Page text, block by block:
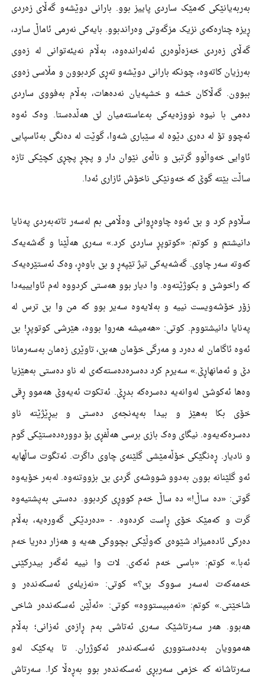
بەربەیانێکی کەمێک ساردی پاییز بوو. بارانی دوێشەو گەڵای زەردی
ڕیزە چنارەکەی نزیک مزگەوتی وەراندبوو. بایەکی نەرمی ئاماڵ سارد،
گەڵای زەردی خەزەڵوەری ئەلەراندەوە، بەڵام نەیئەتوانی لە زەوی
بەرزیان کاتەوە، چونکە بارانی دوێشەو تەڕی کردبوون و مڵاسی زەوی
ببوون. گەڵاکان خشە و خشپەیان نەدەھات، بەڵام بەفووی ساردی
دەمی با نیوە نووزەیەکی بەعاستەمیان لێ ھەڵدەستا. وەک ئەوە
ئەچوو تۆ لە دەری دێوە لە سێباری شەوا، گوێت لە دەنگی بەئاسپایی
ئاوایی خەواڵوو گرتبێ و ناڵەی نێوان دار و پچڕ پچڕی کچێکی تازە
ساڵت بێتە گوێ کە خەونێکی ناخۆش ئازاری ئەدا.
سڵاوم کرد و بێ ئەوە چاوەڕوانی وەڵامی بم لەسەر تاتەبەردی پەنایا
دانیشتم و کوتم: «کوتوپڕ ساردی کرد.» سەری ھەڵێنا و گەشەیەک
کەوتە سەر چاوی. گەشەیەکی تیژ تێپەڕ و بێ باوەڕ، وەک ئەستێرەیەک
کە راخوشێ و بکوژێتەوە. وا دیار بوو ھەستی کردووە لەم ئاوایییەدا
زۆر خۆشەویست نییە و بەلایەوە سەیر بوو کە من وا بێ ترس لە
پەنایا دانیشتووم. کوتی: «ھەمیشە ھەروا بووە، ھێرشی کوتوپڕ! بێ
ئەوە ئاگامان لە دەرد و مەرگی خۆمان ھەبێ، تاوێری زەمان بەسەرمانا
دێ و ئەمانھاڕێ.» سەیرم کرد دەسرەدەستەکەی لە ناو دەستی بەھێزیا
وەھا ئەکوشێ لەوانەیە دەسرەکە بدڕێ. ئەتکوت ئەیەوێ ھەموو ڕقی
خۆی بکا بەھێز و بیدا بەپەنجەی دەستی و بیڕێژێتە ناو
دەسرەکەیەوە. نیگای وەک بازی برسی ھەڵفڕی بۆ دوورەدەستێکی گوم
و نادیار. ڕەنگێکی خۆڵەمێشی گلێنەی چاوی داگرت. ئەتگوت ساڵھایە
ئەو گلێنانە بوون بەدوو شووشەی گردی بێ بزووتنەوە. لەبەر خۆیەوە
گوتی: «دە ساڵ!» دە ساڵ خەم کووڕی کردبوو. دەستی بەپشتیەوە
گرت و کەمێک خۆی ڕاست کردەوە. - «دەردێکی گەورەیە، بەڵام
دەرکی ئادەمیزاد شێوەی کەوڵێکی بچووکی ھەیە و ھەزار دەریا خەم
ئەبا.» کوتم: «باسی خەم ئەکەی. لات وا نییە ئەگەر بیدرکێنی
خەمەکەت لەسەر سووک بێ؟» کوتی: «نەزیلەی ئەسکەندەر و
شاخێتی.» کوتم: «نەمبیستووە» کوتی: «ئەڵێن ئەسکەندەر شاخی
ھەبوو. ھەر سەرتاشێک سەری ئەتاشی بەم ڕازەی ئەزانی؛ بەڵام
ھەموویان بەدەستووری ئەسکەندەر ئەکوژران. تا یەکێک لەو
سەرتاشانە کە خزمی سەربڕی ئەسکەندەر بوو بەڕەڵا کرا. سەرتاش